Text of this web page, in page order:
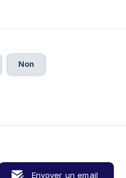
Non
Envoyer un email